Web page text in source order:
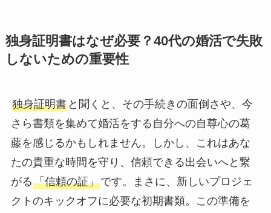
独身証明書はなぜ必要？40代の婚活で失敗
しないための重要性
独身証明書と聞くと、その手続きの面倒さや、今
さら書類を集めて婚活をする自分への自尊心の葛
藤を感じるかもしれません。しかし、これはあな
たの貴重な時間を守り、信頼できる出会いへと繋
がる「信頼の証」です。まさに、新しいプロジェ
クトのキックオフに必要な初期書類。この準備を